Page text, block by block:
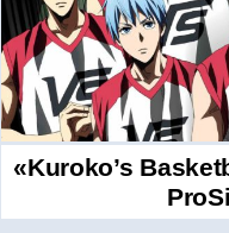
«Kuroko’s